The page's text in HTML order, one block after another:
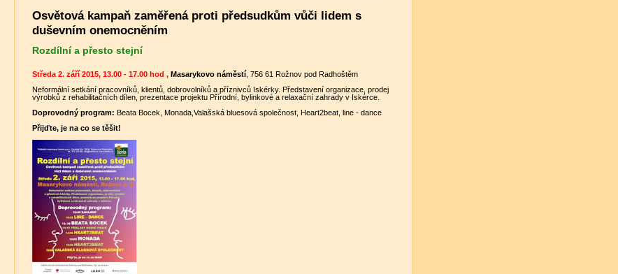
Osvětová kampaň zaměřená proti předsudkům vůči lidem s
duševním onemocněním
Rozdílní a přesto stejní
Středa 2. září 2015, 13.00 - 17.00 hod , Masarykovo náměstí , 756 61 Rožnov pod Radhoštěm
Neformální setkání pracovníků, klientů, dobrovolníků a příznivců Iskérky. Představení organizace, prodej
výrobků z rehabilitačních dílen, prezentace projektu Přírodní, bylinkové a relaxační zahrady v Iskérce.
Doprovodný program: Beata Bocek, Monada,Valašská bluesová společnost, Heart2beat, line - dance
Přijďte, je na co se těšit!